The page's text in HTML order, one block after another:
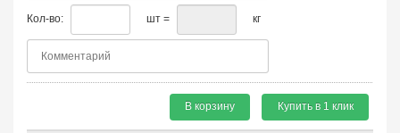
Кол-во: шт = кг
В корзину Купить в 1 клик